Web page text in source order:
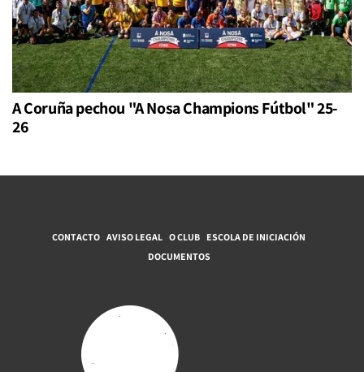
A Coruña pechou "A Nosa Champions Fútbol" 25-
26
CONTACTO AVISO LEGAL O CLUB ESCOLA DE INICIACIÓN
DOCUMENTOS